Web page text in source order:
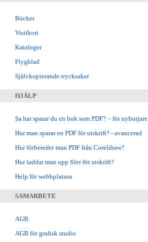
Böcker
Visitkort
Kataloger
Flygblad
Självkopierande trycksaker
HJÄLP
Sa har sparar du en bok som PDF? – för nyborjare
Hur man sparar en PDF för utskrift? - avancerad
Hur förbereder man PDF från Coreldraw?
Hur laddar man upp filer för utskrift?
Help för webbplatsen
SAMARBETE
AGB
AGB för grafisk studio